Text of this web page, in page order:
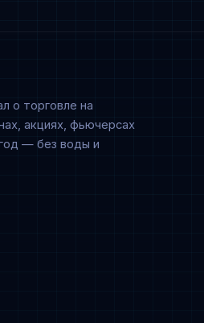
о торговле на
акциях, фьючерсах
— без воды и